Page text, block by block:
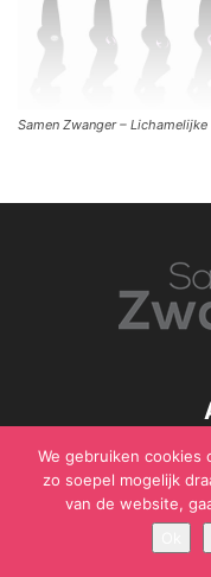
Samen Zwanger –
© Samen Zwanger -
We gebruiken
zo soepel mogelijk
van de website,